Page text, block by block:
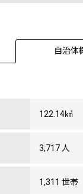
自治体
122.14㎢
3,717 人
1,311 世帯